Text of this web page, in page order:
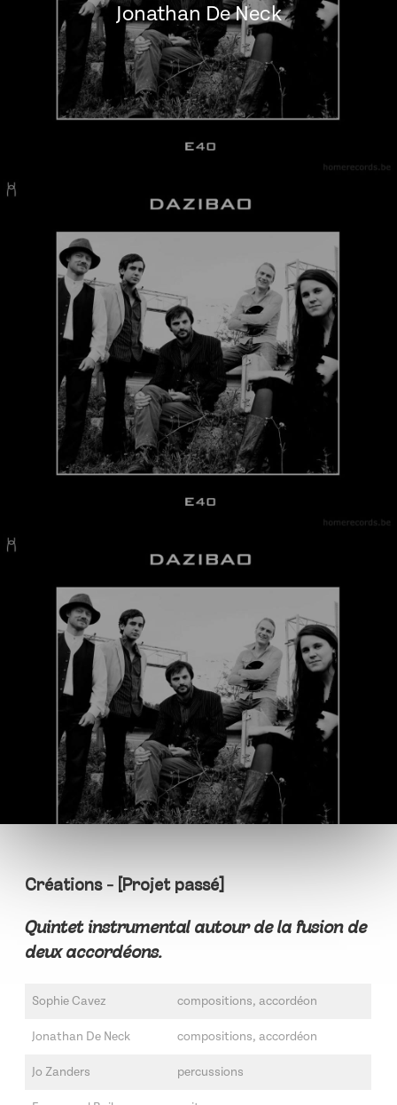
Jonathan De Neck
Créations - [Projet passé]
Quintet instrumental autour de la fusion de
deux accordéons.
Sophie Cavez compositions, accordéon
Jonathan De Neck compositions, accordéon
Jo Zanders percussions